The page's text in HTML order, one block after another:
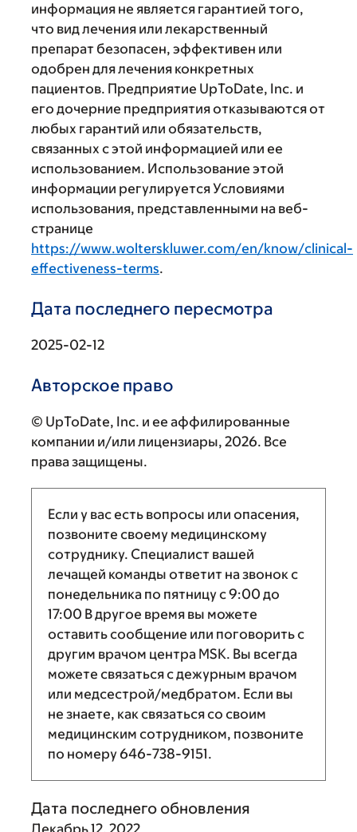
информация не является гарантией того,
что вид лечения или лекарственный
препарат безопасен, эффективен или
одобрен для лечения конкретных
пациентов. Предприятие UpToDate, Inc. и
его дочерние предприятия отказываются от
любых гарантий или обязательств,
связанных с этой информацией или ее
использованием. Использование этой
информации регулируется Условиями
использования, представленными на веб-
странице
https://www.wolterskluwer.com/en/know/clinical-
effectiveness-terms.
Дата последнего пересмотра
2025-02-12
Авторское право
© UpToDate, Inc. и ее аффилированные
компании и/или лицензиары, 2026. Все
права защищены.
Если у вас есть вопросы или опасения,
позвоните своему медицинскому
сотруднику. Специалист вашей
лечащей команды ответит на звонок с
понедельника по пятницу с9:00 до
17:00 В другое время вы можете
оставить сообщение или поговорить с
другим врачом центра MSK. Вы всегда
можете связаться с дежурным врачом
или медсестрой/медбратом. Если вы
не знаете, как связаться со своим
медицинским сотрудником, позвоните
по номеру646-738-9151.
Дата последнего обновления
Декабрь 12, 2022